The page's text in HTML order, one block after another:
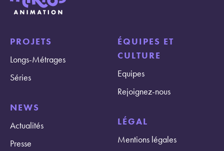
PROJETS
Longs-Métrages
Séries
NEWS
Actualités
Presse
ÉQUIPES ET
CULTURE
Equipes
Rejoignez-nous
LÉGAL
Mentions légales